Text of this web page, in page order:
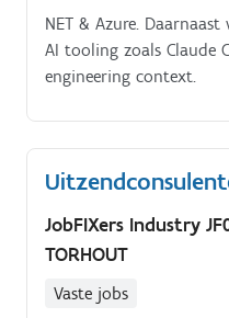
NET & Azure.
AI tooling zoals Claude
engineering context.
JobFIXers Industry
TORHOUT
Vaste jobs